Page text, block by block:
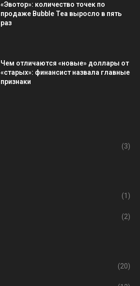
«Эвотор»: количество точек по
продаже Bubble Tea выросло в пять
раз
Чем отличаются «новые» доллары от
«старых»: финансист назвала главные
признаки
(3)
(1)
(2)
(20)